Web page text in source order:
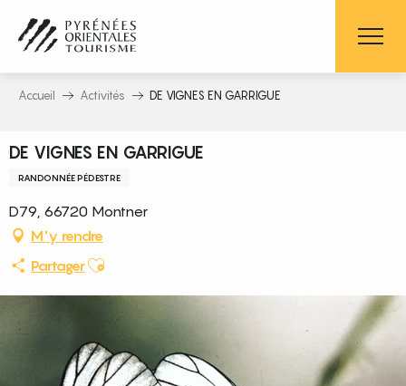
contenu
principal
Accueil Activités DE VIGNES EN GARRIGUE
DE VIGNES EN GARRIGUE
RANDONNÉE PÉDESTRE
D79, 66720 Montner
M'y rendre
PartagerAjouter aux favoris